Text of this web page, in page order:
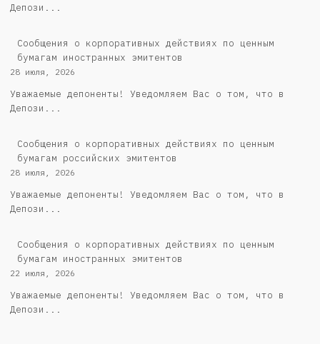
Депози...
Сообщения о корпоративных действиях по ценным
бумагам иностранных эмитентов
28 июля, 2026
Уважаемые депоненты! Уведомляем Вас о том, что в
Депози...
Cообщения о корпоративных действиях по ценным
бумагам российских эмитентов
28 июля, 2026
Уважаемые депоненты! Уведомляем Вас о том, что в
Депози...
Сообщения о корпоративных действиях по ценным
бумагам иностранных эмитентов
22 июля, 2026
Уважаемые депоненты! Уведомляем Вас о том, что в
Депози...